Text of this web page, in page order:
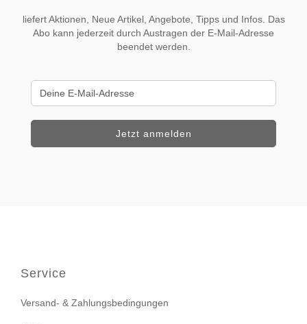
liefert Aktionen, Neue Artikel, Angebote, Tipps und Infos. Das
Abo kann jederzeit durch Austragen der E-Mail-Adresse
beendet werden.
Service
Versand- & Zahlungsbedingungen